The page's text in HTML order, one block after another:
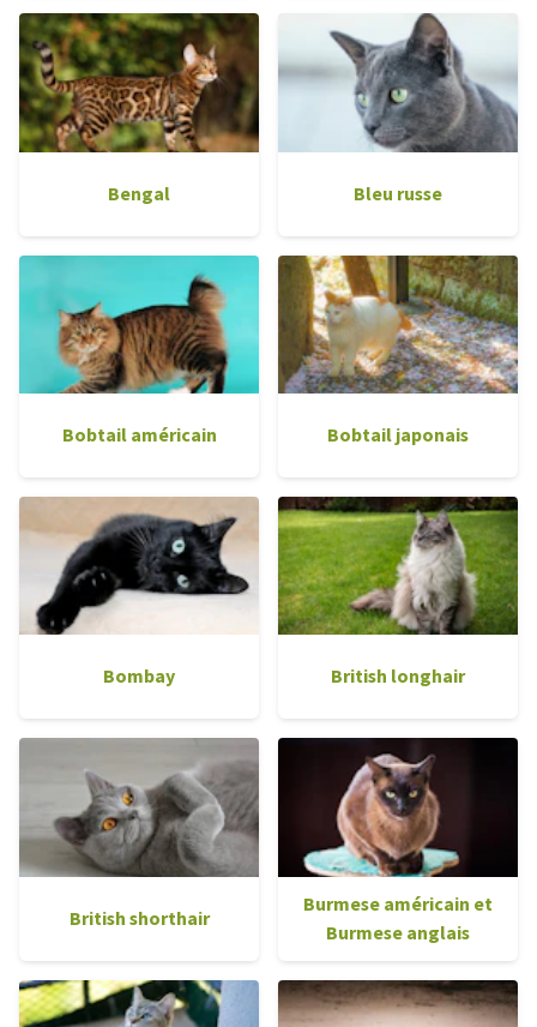
Bengal Bleu russe
Bobtail américain Bobtail japonais
Bombay British longhair
British shorthair
Burmese américain et
Burmese anglais